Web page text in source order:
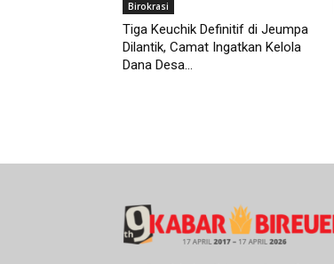
Birokrasi
Tiga Keuchik Definitif di Jeumpa
Dilantik, Camat Ingatkan Kelola
Dana Desa...